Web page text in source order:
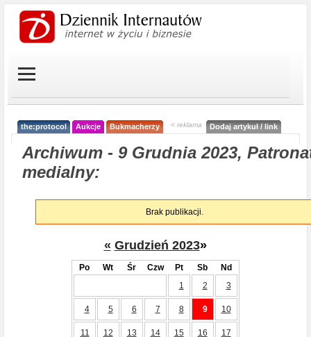
the:protocol Aukcje Bukmacherzy < reklama Dodaj artykuł / link
Archiwum - 9 Grudnia 2023,
medialny:
Brak publikacji.
« Grudzień 2023»
Po Wt Śr Czw Pt Sb
Nd
1
2 3
4 5 6 7 8 9 10
11 12 13 14 15 16 17